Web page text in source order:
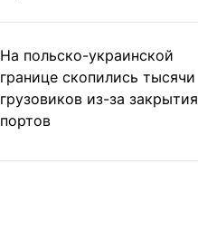
На польско-украинской
границе скопились тысячи
грузовиков из-за закрытия
портов